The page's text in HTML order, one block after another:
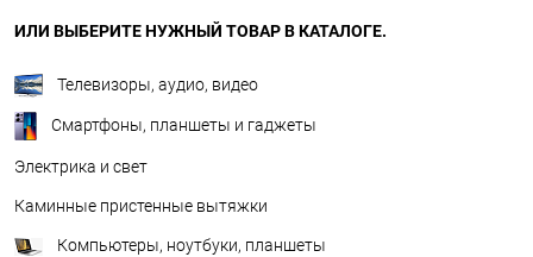
ИЛИ ВЫБЕРИТЕ НУЖНЫЙ ТОВАР В КАТАЛОГЕ.
Телевизоры, аудио, видео
Смартфоны, планшеты и гаджеты
Электрика и свет
Каминные пристенные вытяжки
Компьютеры, ноутбуки, планшеты